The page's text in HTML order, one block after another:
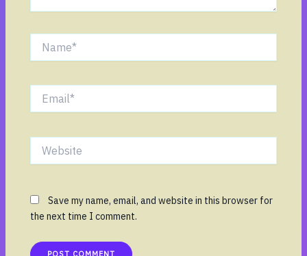
Save my name, email, and website in this browser for
the next time I comment.